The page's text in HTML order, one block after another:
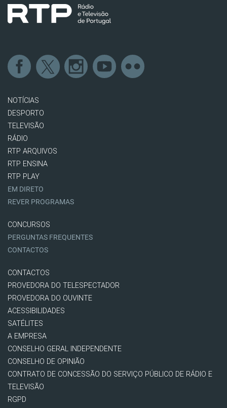
NOTÍCIAS
DESPORTO
TELEVISÃO
RÁDIO
RTP ARQUIVOS
RTP ENSINA
RTP PLAY
EM DIRETO
REVER PROGRAMAS
CONCURSOS
PERGUNTAS FREQUENTES
CONTACTOS
CONTACTOS
PROVEDORA DO TELESPECTADOR
PROVEDORA DO OUVINTE
ACESSIBILIDADES
SATÉLITES
A EMPRESA
CONSELHO GERAL INDEPENDENTE
CONSELHO DE OPINIÃO
CONTRATO DE CONCESSÃO DO SERVIÇO PÚBLICO DE RÁDIO E
TELEVISÃO
RGPD